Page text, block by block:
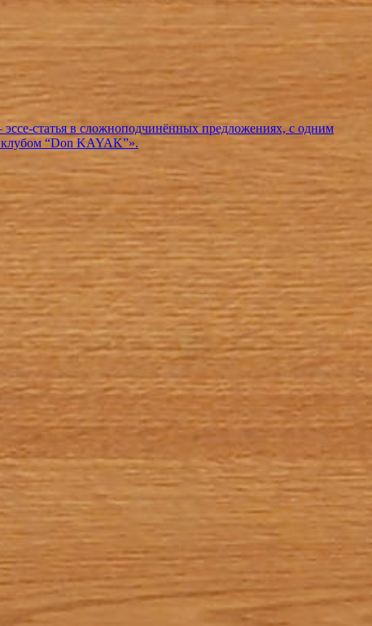
статья в сложноподчинённых предложениях, с одним
“Don KAYAK”».